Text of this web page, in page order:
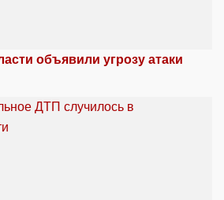
объявили угрозу атаки